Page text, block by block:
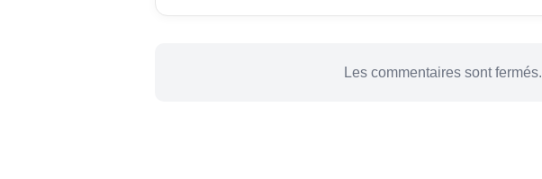
Les commentaires sont fermés.